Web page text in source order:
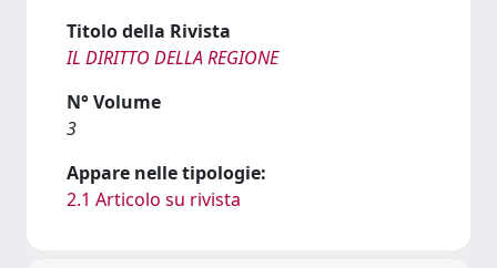
Titolo della Rivista
IL DIRITTO DELLA REGIONE
N° Volume
3
Appare nelle tipologie:
2.1 Articolo su rivista